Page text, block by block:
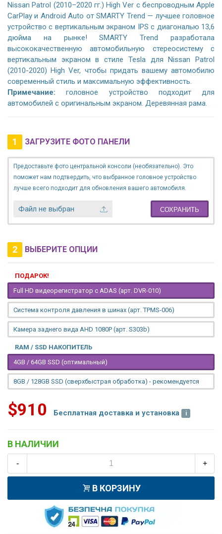
Nissan Patrol (2010–2020 гг.) High Ver с беспроводным Apple
CarPlay и Android Auto от SMARTY Trend — лучшее головное
устройство с вертикальным экраном IPS с диагональю 13,6
дюйма на рынке! SMARTY Trend разработала
высококачественную автомобильную стереосистему с
вертикальным экраном в стиле Tesla для Nissan Patrol
(2010-2020) High Ver, чтобы придать вашему автомобилю
современный стиль и максимальную эффективность.
Примечание: головное устройство подходит для
автомобилей с оригинальным экраном. Деревянная рама.
1 ЗАГРУЗИТЕ ФОТО ПАНЕЛИ
Предоставьте фото центральной консоли (необязательно). Это
поможет нам подтвердить, что выбранное головное устройство
лучше всего подходит для обновления вашего автомобиля.
Файл не выбран СОХРАНИТЬ
2 ВЫБЕРИТЕ ОПЦИИ
ПОДАРОК!
Full HD видеорегистратор с ADAS (арт. DVR-010)
Система контроля давления в шинах (арт. TPMS-006)
Камера заднего вида AHD 1080P (арт. S303b)
RAM / SSD НАКОПИТЕЛЬ
4GB / 64GB SSD (оптимальный)
8GB / 128GB SSD (сверхбыстрая обработка) - рекомендуется
$910 Бесплатная доставка и установка
В НАЛИЧИИ
- +
В КОРЗИНУ